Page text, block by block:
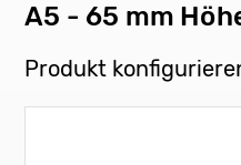
A5 - 65 mm
Produkt